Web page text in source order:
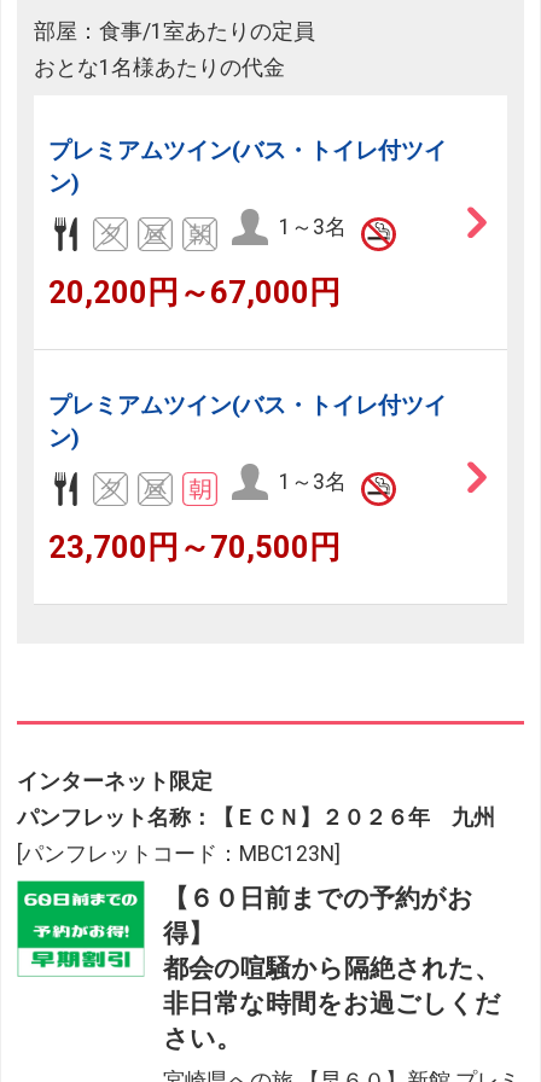
部屋：食事/1室あたりの定員
おとな1名様あたりの代金
プレミアムツイン(バス・トイレ付ツイ
ン)
1～3名
20,200円～67,000円
プレミアムツイン(バス・トイレ付ツイ
ン)
1～3名
23,700円～70,500円
インターネット限定
パンフレット名称：【ＥＣＮ】２０２６年 九州
[パンフレットコード：MBC123N]
【６０日前までの予約がお
得】
都会の喧騒から隔絶された、
非日常な時間をお過ごしくだ
さい。